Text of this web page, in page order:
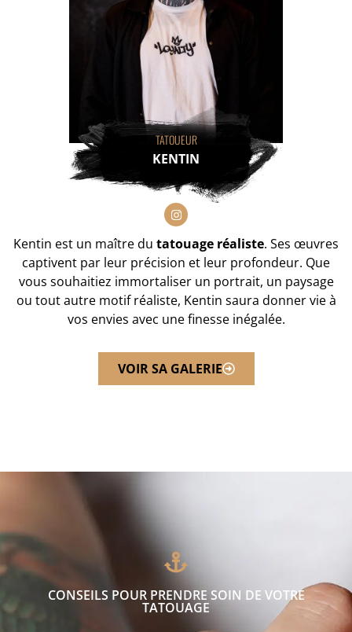
TATOUEUR
KENTIN
Kentin est un maître du tatouage réaliste. Ses œuvres
captivent par leur précision et leur profondeur. Que
vous souhaitiez immortaliser un portrait, un paysage
ou tout autre motif réaliste, Kentin saura donner vie à
vos envies avec une finesse inégalée.
VOIR SA GALERIE
CONSEILS POUR PRENDRE SOIN DE VOTRE
TATOUAGE